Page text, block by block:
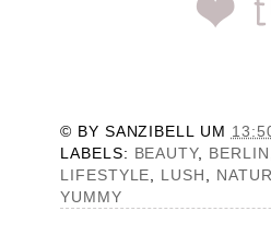
© BY SANZIBELL UM
LABELS: BEAUTY, BERLIN
LIFESTYLE
LUSH
YUMMY